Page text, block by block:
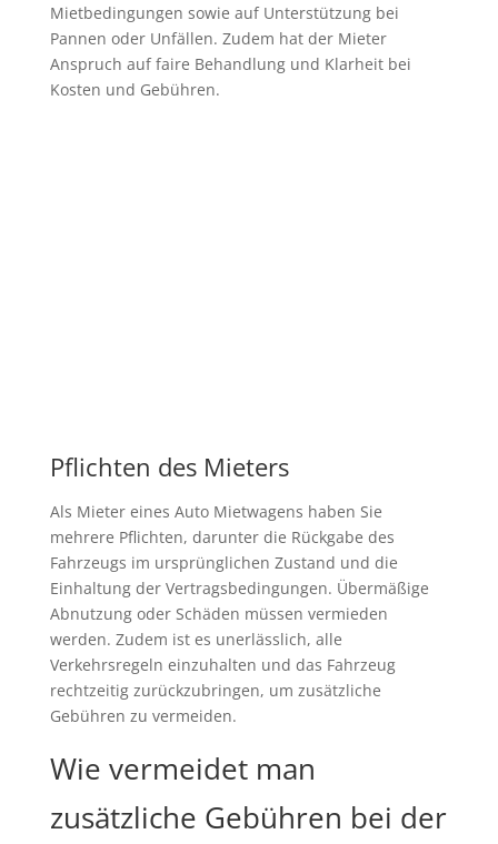
Mietbedingungen sowie auf Unterstützung bei
Pannen oder Unfällen. Zudem hat der Mieter
Anspruch auf faire Behandlung und Klarheit bei
Kosten und Gebühren.
Pflichten des Mieters
Als Mieter eines Auto Mietwagens haben Sie
mehrere Pflichten, darunter die Rückgabe des
Fahrzeugs im ursprünglichen Zustand und die
Einhaltung der Vertragsbedingungen. Übermäßige
Abnutzung oder Schäden müssen vermieden
werden. Zudem ist es unerlässlich, alle
Verkehrsregeln einzuhalten und das Fahrzeug
rechtzeitig zurückzubringen, um zusätzliche
Gebühren zu vermeiden.
Wie vermeidet man
zusätzliche Gebühren bei der